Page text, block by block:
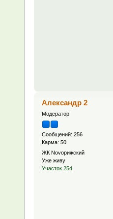
Александр 2
Модератор
Сообщений: 256
Карма: 50
ЖК Novoрижский
Уже живу
Участок 254